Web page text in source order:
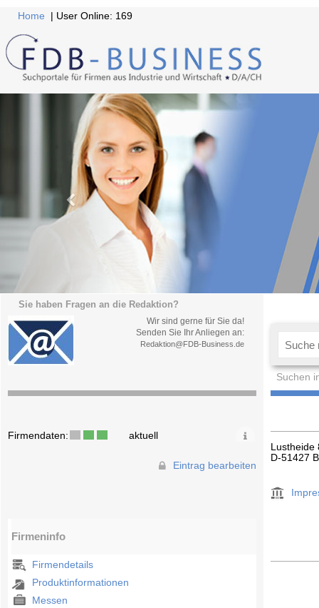
Home | User Online: 169
Sie haben Fragen an die Redaktion?
Wir sind gerne für Sie da!
Senden Sie Ihr Anliegen an:
Redaktion@FDB-Business.de
Suchen
Firmendaten: aktuell
Eintrag bearbeiten
Firmeninfo
Firmendetails
Produktinformationen
Messen
Lustheide
D-51427